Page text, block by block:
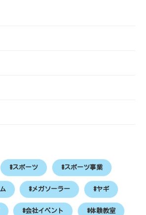
#スポーツ #スポーツ事業
#メガソーラー #ヤギ
#会社イベント #体験教室